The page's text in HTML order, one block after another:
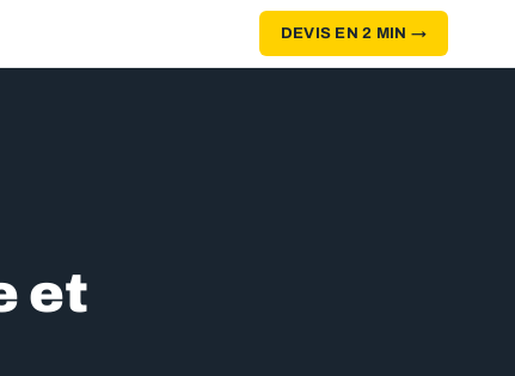
DEVIS EN 2 MIN →
et